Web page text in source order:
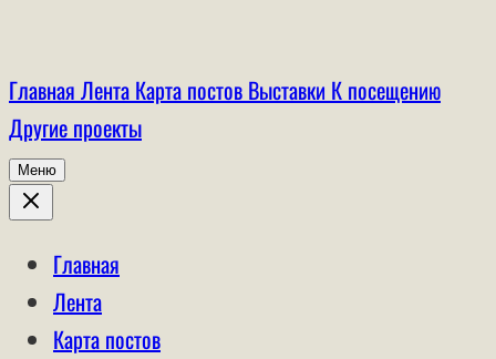
Главная Лента Карта постов Выставки К посещению
Другие проекты
Меню
Главная
Лента
Карта постов